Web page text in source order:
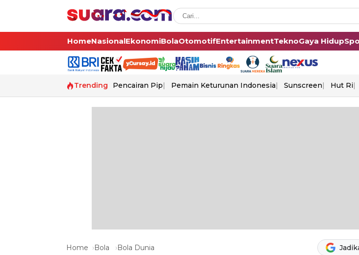
HomeNasionalEkonomiBolaOtomotifEntertainmentTeknoGaya Hidup
Trending Pencairan Pip Pemain Keturunan Indonesia Sunscreen Hut Ri
Home Bola Bola Dunia